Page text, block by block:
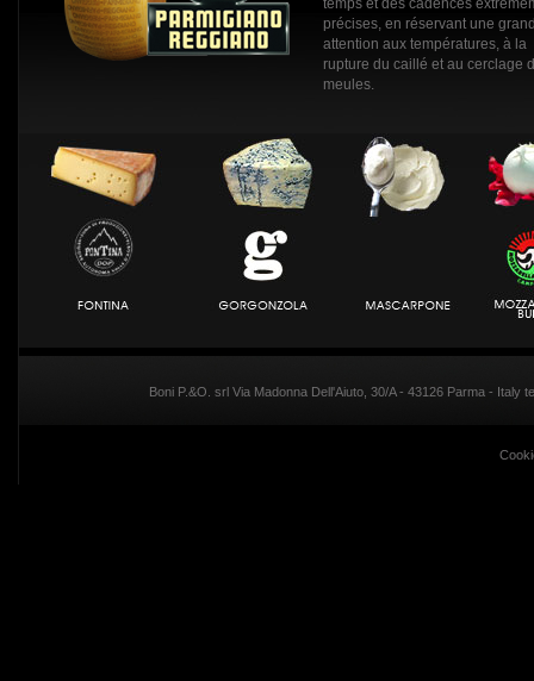
temps et des cadences
précises, en réservant une
attention aux températures, à la
rupture du caillé et au cerclage
meules.
Boni P.&O. srl Via Madonna Dell'Aiuto, 30/A - 43126 Parma - Italy